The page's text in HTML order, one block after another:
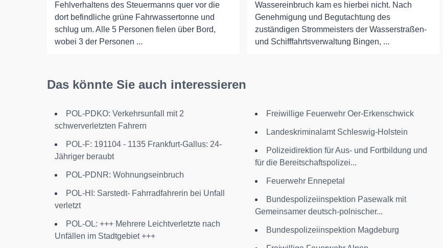
Fehlverhaltens des Steuermanns quer vor die
dort befindliche grüne Fahrwassertonne und
schlug um. Alle 5 Personen fielen über Bord,
wobei 3 der Personen ...
Wassereinbruch kam es hierbei nicht. Nach
Genehmigung und Begutachtung des
zuständigen Strommeisters der Wasserstraßen-
und Schifffahrtsverwaltung Bingen, ...
Das könnte Sie auch interessieren
POL-PDKO: Verkehrsunfall mit 2
schwerverletzten Fahrern
POL-F: 191104 - 1135 Frankfurt-Gallus: 24-
Jähriger beraubt
POL-PDNR: Wohnungseinbruch
POL-HI: Sarstedt- Fahrradfahrerin bei Unfall
verletzt
POL-OL: +++ Mehrere Leichtverletzte nach
Unfällen im Stadtgebiet +++
Freiwillige Feuerwehr Oer-Erkenschwick
Landeskriminalamt Schleswig-Holstein
Polizeidirektion für Aus- und Fortbildung und
für die Bereitschaftspolizei...
Feuerwehr Ennepetal
Bundespolizeiinspektion Pasewalk mit
Gemeinsamer deutsch-polnischer...
Bundespolizeiinspektion Magdeburg